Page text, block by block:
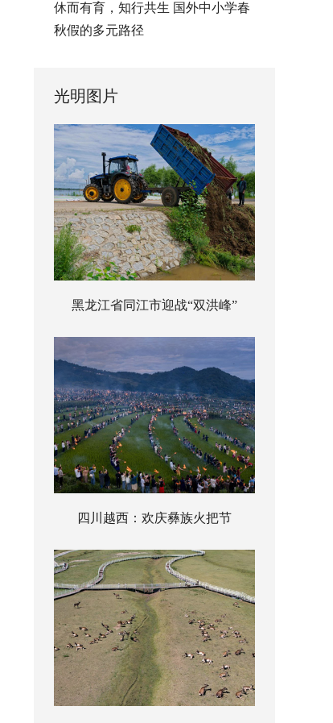
休而有育，知行共生 国外中小学春
秋假的多元路径
光明图片
黑龙江省同江市迎战“双洪峰”
四川越西：欢庆彝族火把节